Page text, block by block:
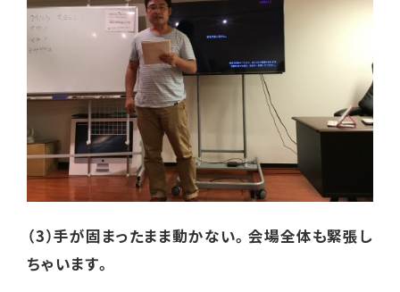
（3）手が固まったまま動かない。会場全体も緊張し
ちゃいます。